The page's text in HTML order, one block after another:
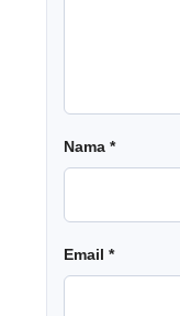
Nama *
Email *